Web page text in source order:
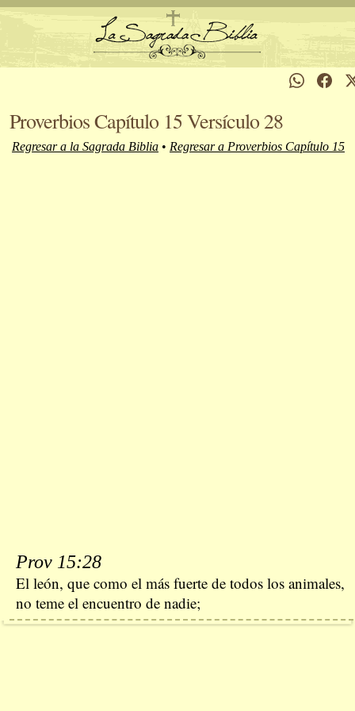
Proverbios Capítulo 15 Versículo 28
Regresar a la Sagrada Biblia • Regresar a Proverbios Capítulo 15
Prov 15:28
El león, que como el más fuerte de todos los animales,
no teme el encuentro de nadie;